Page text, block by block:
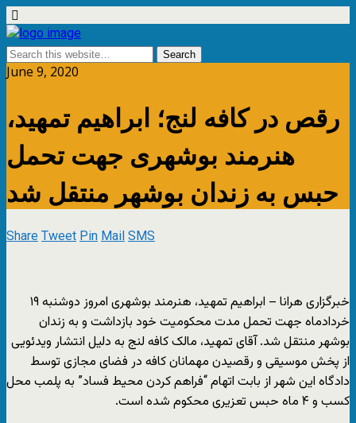
June 9, 2020
رقص در کافه لنج؛ ابراهیم تمهید،
هنرمند بوشهری جهت تحمل
حبس به زندان بوشهر منتقل شد
ShareTweetPinMailSMS
خبرگزاری هرانا – ابراهیم تمهید، هنرمند بوشهری امروز دوشنبه ۱۹
خردادماه جهت تحمل مدت محکومیت خود بازداشت و به زندان
بوشهر منتقل شد. آقای تمهید، مالک کافه لنج به دلیل انتشار ویدئویی
از پخش موسیقی و رقصیدن مهمانان کافه در فضای مجازی توسط
دادگاه این شهر از بابت اتهام “فراهم کردن محیط فساد” به پلمب محل
کسب و ۴ ماه حبس تعزیری محکوم شده است.